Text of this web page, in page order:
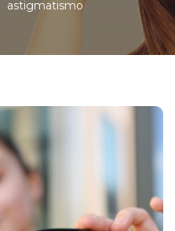
astigmatismo